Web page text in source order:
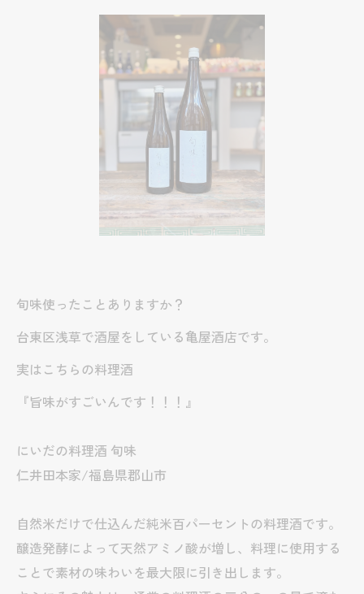
旬味使ったことありますか？
台東区浅草で酒屋をしている亀屋酒店です。
実はこちらの料理酒
『旨味がすごいんです！！！』
にいだの料理酒 旬味
仁井田本家/福島県郡山市
自然米だけで仕込んだ純米百パーセントの料理酒です。
醸造発酵によって天然アミノ酸が増し、料理に使用する
ことで素材の味わいを最大限に引き出します。